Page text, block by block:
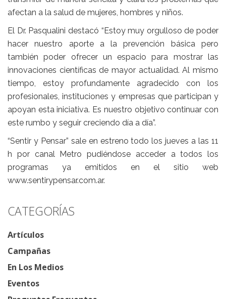
afectan a la salud de mujeres, hombres y niños.
El Dr. Pasqualini destacó “Estoy muy orgulloso de poder
hacer nuestro aporte a la prevención básica pero
también poder ofrecer un espacio para mostrar las
innovaciones científicas de mayor actualidad. Al mismo
tiempo, estoy profundamente agradecido con los
profesionales, instituciones y empresas que participan y
apoyan esta iniciativa. Es nuestro objetivo continuar con
este rumbo y seguir creciendo día a día”.
“Sentir y Pensar” sale en estreno todo los jueves a las 11
h por canal Metro pudiéndose acceder a todos los
programas ya emitidos en el sitio web
www.sentirypensar.com.ar.
CATEGORÍAS
Artículos
Campañas
En Los Medios
Eventos